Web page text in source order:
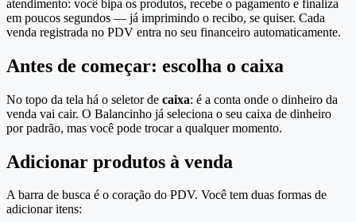
atendimento: você bipa os produtos, recebe o pagamento e finaliza
em poucos segundos — já imprimindo o recibo, se quiser. Cada
venda registrada no PDV entra no seu financeiro automaticamente.
Antes de começar: escolha o caixa
No topo da tela há o seletor de caixa: é a conta onde o dinheiro da
venda vai cair. O Balancinho já seleciona o seu caixa de dinheiro
por padrão, mas você pode trocar a qualquer momento.
Adicionar produtos à venda
A barra de busca é o coração do PDV. Você tem duas formas de
adicionar itens: